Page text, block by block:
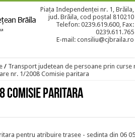
Piața Independenței nr. 1, Brăila,
jud. Brăila, cod poștal 810210
Telefon: 0239.619.600, Fax:
0239.611.765
E-mail: consiliu@cjbraila.ro
/ Transport judetean de persoane prin curse
nr. 1/2008 Comisie paritara
Comisie paritara
pentru atribuire trasee - sedinta din 06